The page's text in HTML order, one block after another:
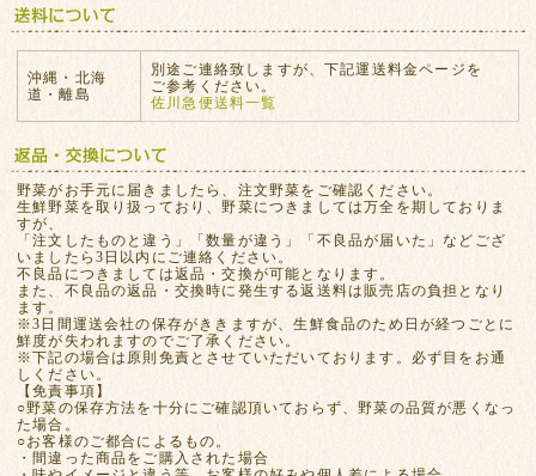
沖縄・北海
道・離島
別途ご連絡致しますが、下記運送料金ページを
ご参考ください。
佐川急便送料一覧
野菜がお手元に届きましたら、注文野菜をご確認ください。
生鮮野菜を取り扱っており、野菜につきましては万全を期しておりま
すが、
「注文したものと違う」「数量が違う」「不良品が届いた」などござ
いましたら3日以内にご連絡ください。
不良品につきましては返品・交換が可能となります。
また、不良品の返品・交換時に発生する返送料は販売店の負担となり
ます。
※3日間運送会社の保存がききますが、生鮮食品のため日が経つごとに
鮮度が失われますのでご了承ください。
※下記の場合は原則免責とさせていただいております。必ず目をお通
しください。
【免責事項】
○野菜の保存方法を十分にご確認頂いておらず、野菜の品質が悪くなっ
た場合。
○お客様のご都合によるもの。
・間違った商品をご購入された場合